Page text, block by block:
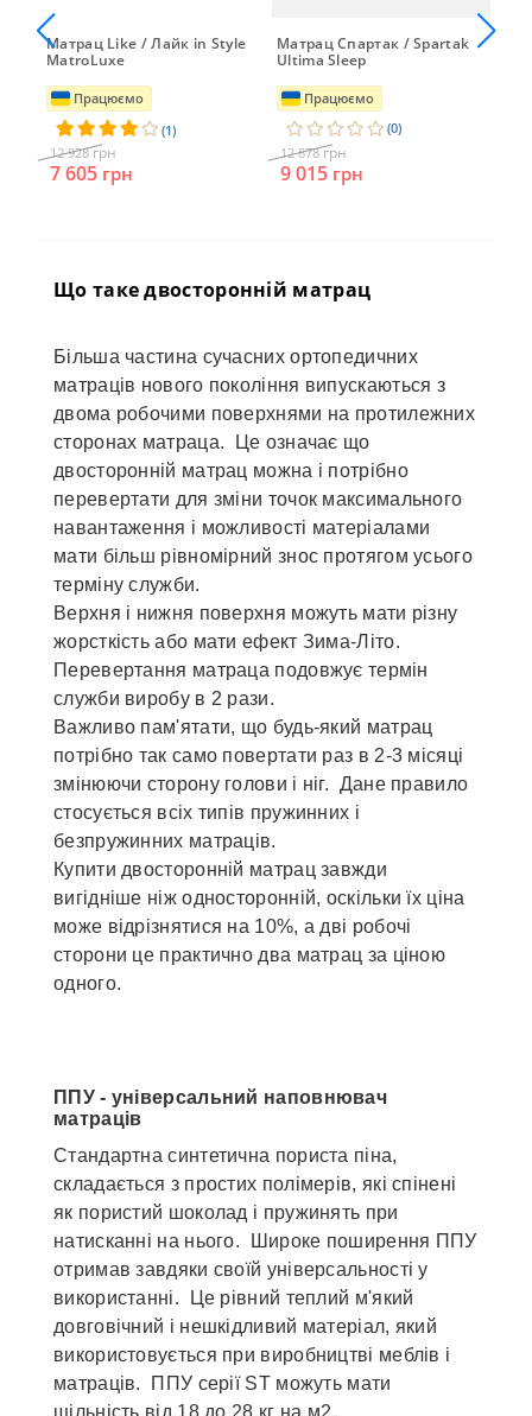
Матрац Like / Лайк in Style
MatroLuxe
Працюємо
(1)
12 928грн
7 605 грн
Матрац Спартак / Spartak
Ultima Sleep
Працюємо
(0)
12 878грн
9 015 грн
Що таке двосторонній матрац
Більша частина сучасних ортопедичних
матраців нового покоління випускаються з
двома робочими поверхнями на протилежних
сторонах матраца. Це означає що
двосторонній матрац можна і потрібно
перевертати для зміни точок максимального
навантаження і можливості матеріалами
мати більш рівномірний знос протягом усього
терміну служби.
Верхня і нижня поверхня можуть мати різну
жорсткість або мати ефект Зима-Літо.
Перевертання матраца подовжує термін
служби виробу в 2 рази.
Важливо пам'ятати, що будь-який матрац
потрібно так само повертати раз в 2-3 місяці
змінюючи сторону голови і ніг. Дане правило
стосується всіх типів пружинних і
безпружинних матраців.
Купити двосторонній матрац завжди
вигідніше ніж односторонній, оскільки їх ціна
може відрізнятися на 10%, а дві робочі
сторони це практично два матрац за ціною
одного.
ППУ - універсальний наповнювач
матраців
Стандартна синтетична пориста піна,
складається з простих полімерів, які спінені
як пористий шоколад і пружинять при
натисканні на нього. Широке поширення ППУ
отримав завдяки своїй універсальності у
використанні. Це рівний теплий м'який
довговічний і нешкідливий матеріал, який
використовується при виробництві меблів і
матраців. ППУ серії ST можуть мати